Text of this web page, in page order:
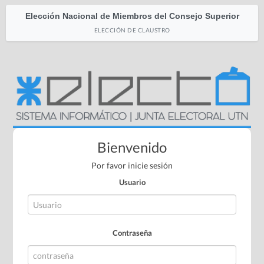
Elección Nacional de Miembros del Consejo Superior
ELECCIÓN DE CLAUSTRO
Bienvenido
Por favor inicie sesión
Usuario
Contraseña